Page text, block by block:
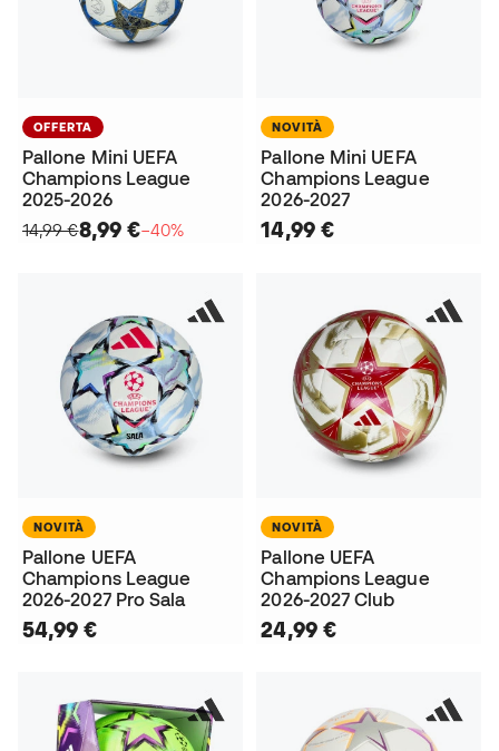
OFFERTA
Pallone Mini UEFA
Champions League
2025-2026
14,99 €8,99 €−40%
NOVITÀ
Pallone Mini UEFA
Champions League
2026-2027
14,99 €
NOVITÀ
Pallone UEFA
Champions League
2026-2027 Pro Sala
54,99 €
NOVITÀ
Pallone UEFA
Champions League
2026-2027 Club
24,99 €